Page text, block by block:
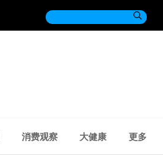

消费观察 大健康 更多